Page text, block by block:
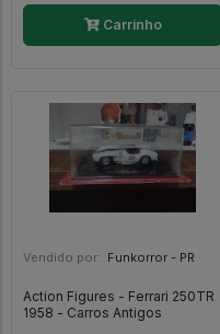
Carrinho
Vendido por: Funkorror - PR
Action Figures - Ferrari 250TR
1958 - Carros Antigos